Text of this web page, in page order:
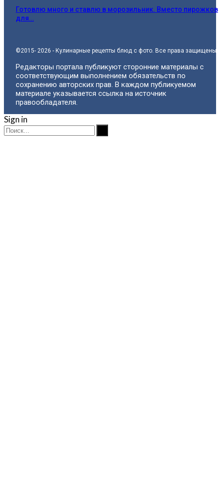
Готовлю много и ставлю в морозильник. Вместо пирожков
для…
©2015- 2026 - Кулинарные рецепты блюд с фото. Все права защищены.
Редакторы портала публикуют сторонние материалы с
соответствующим выполнением обязательств по
сохранению авторских прав. В каждом публикуемом
материале указывается ссылка на источник
правообладателя.
Sign in